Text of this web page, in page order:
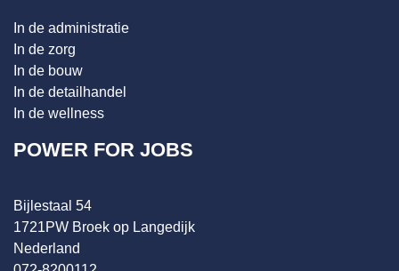
In de administratie
In de zorg
In de bouw
In de detailhandel
In de wellness
POWER FOR JOBS
Bijlestaal 54
1721PW Broek op Langedijk
Nederland